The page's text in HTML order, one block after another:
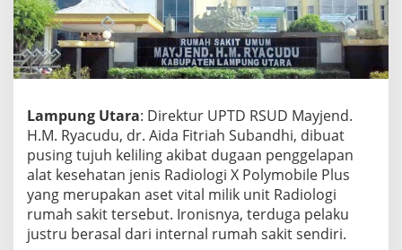
n
A
l
a
t
a
d
i
o
l
o
g
G
Lampung Utara: Direktur UPTD RSUD Mayjend.
H.M. Ryacudu, dr. Aida Fitriah Subandhi, dibuat
pusing tujuh keliling akibat dugaan penggelapan
alat kesehatan jenis Radiologi X Polymobile Plus
yang merupakan aset vital milik unit Radiologi
rumah sakit tersebut. Ironisnya, terduga pelaku
justru berasal dari internal rumah sakit sendiri.